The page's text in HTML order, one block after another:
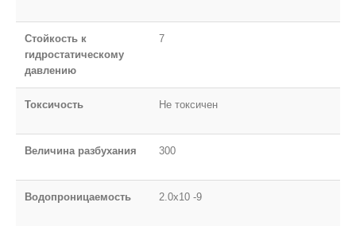
Стойкость к
гидростатическому
давлению
7
Токсичость Не токсичен
Величина разбухания 300
Водопроницаемость 2.0х10 -9